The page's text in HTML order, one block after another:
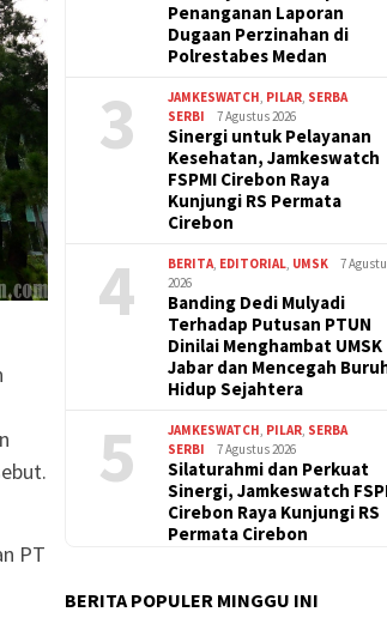
PT
Penanganan Laporan
Dugaan Perzinahan di
Polrestabes Medan
3 JAMKESWATCH PILAR SERBA
SERBI
7 Agustus 2026
Sinergi untuk Pelayanan
Kesehatan, Jamkeswatch
FSPMI Cirebon Raya
Kunjungi RS Permata
Cirebon
4 BERITA EDITORIAL UMSK
7
2026
Banding Dedi Mulyadi
Terhadap Putusan PTUN
Dinilai Menghambat UMSK
Jabar dan Mencegah
Hidup Sejahtera
5 JAMKESWATCH PILAR SERBA
SERBI
7 Agustus 2026
Silaturahmi dan Perkuat
Sinergi, Jamkeswatch
Cirebon Raya Kunjungi RS
Permata Cirebon
BERITA POPULER MINGGU INI